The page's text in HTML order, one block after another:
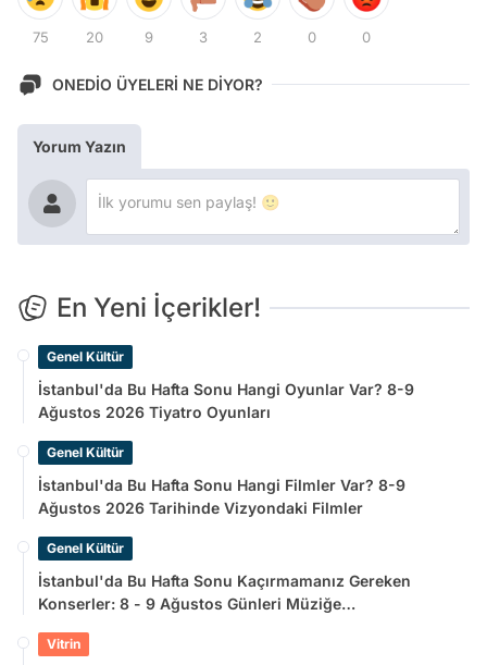
75 20 9 3 2 0 0
ONEDİO ÜYELERİ NE DİYOR?
Yorum Yazın
En Yeni İçerikler!
Genel Kültür
İstanbul'da Bu Hafta Sonu Hangi Oyunlar Var? 8-9
Ağustos 2026 Tiyatro Oyunları
Genel Kültür
İstanbul'da Bu Hafta Sonu Hangi Filmler Var? 8-9
Ağustos 2026 Tarihinde Vizyondaki Filmler
Genel Kültür
İstanbul'da Bu Hafta Sonu Kaçırmamanız Gereken
Konserler: 8 - 9 Ağustos Günleri Müziğe
Vitrin